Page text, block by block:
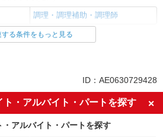
調理・調理補助・調理師
木)駅の求人を探す
高校生OK
週2～3日勤務OK
車通勤OK
する条件をもっと見る
ID：AE0630729428
ト・アルバイト・パートを探す
アルバイト・パートを探す